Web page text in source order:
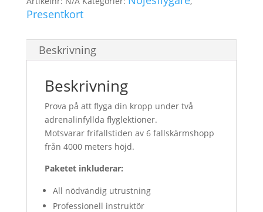
Presentkort
Beskrivning
Beskrivning
Prova på att flyga din kropp under två
adrenalinfyllda flyglektioner.
Motsvarar frifallstiden av 6 fallskärmshopp
från 4000 meters höjd.
Paketet inkluderar:
All nödvändig utrustning
Professionell instruktör